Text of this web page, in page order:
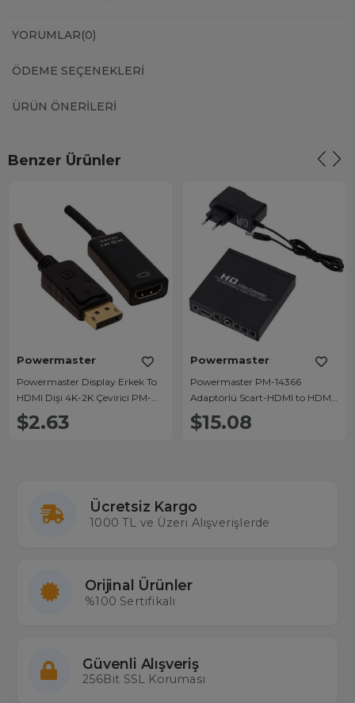
YORUMLAR(0)
ÖDEME SEÇENEKLERI
ÜRÜN ÖNERILERI
Benzer Ürünler
Powermaster
Powermaster Display Erkek To
HDMI Dişi 4K-2K Çevirici PM-
14030
$2.63
Powermaster
Powermaster PM-14366
Adaptörlü Scart-HDMI to HDMI
Çevirici
$15.08
Ücretsiz Kargo
1000 TL ve Üzeri Alışverişlerde
Orijinal Ürünler
%100 Sertifikalı
Güvenli Alışveriş
256Bit SSL Koruması